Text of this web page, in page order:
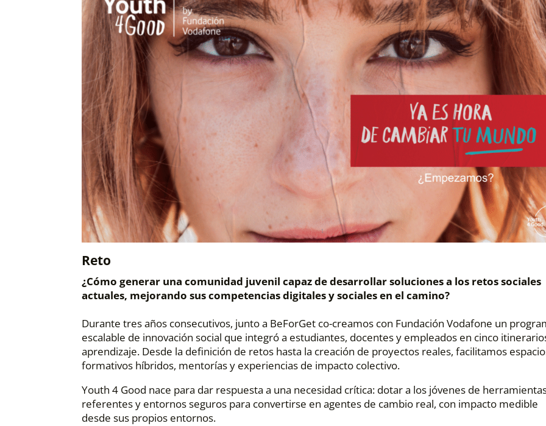
Reto
¿Cómo generar una comunidad juvenil capaz de desarrollar soluciones a los retos sociales
actuales, mejorando sus competencias digitales y sociales en el camino?
Durante tres años consecutivos, junto a BeForGet co-creamos con Fundación Vodafone un
escalable de innovación social que integró a estudiantes, docentes y empleados en cinco
aprendizaje. Desde la definición de retos hasta la creación de proyectos reales, facilitamos
formativos híbridos, mentorías y experiencias de impacto colectivo.
Youth 4 Good nace para dar respuesta a una necesidad crítica: dotar a los jóvenes de
referentes y entornos seguros para convertirse en agentes de cambio real, con impacto medible
desde sus propios entornos.